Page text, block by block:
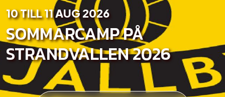
10 TILL 11 AUG 2026
SOMMARCAMP PÅ
STRANDVALLEN 2026